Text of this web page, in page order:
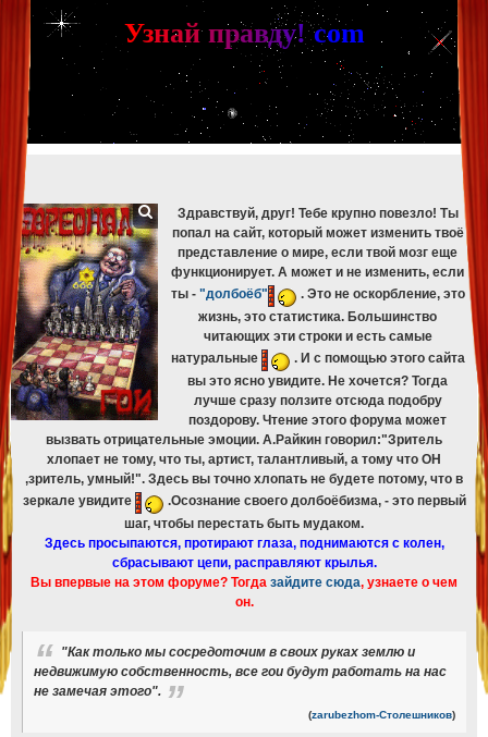
[phpBB Debug] PHP Warning : in file [ROOT]/phpbb/db/driver/mysqli.php
mysqli_fetch_assoc(): Couldn't fetch mysqli_result
[phpBB Debug] PHP Warning: in file[ROOT]/phpbb/db/driver/mysqli.php 329
mysqli_free_result(): Couldn't fetch mysqli_result
[phpBB Debug] PHP Warning
[ROOT]/phpbb/db/driver/mysqli.php on line 265
mysqli_fetch_assoc(): Couldn't fetch mysqli_result
[phpBB Debug] PHP Warning
: in file [ROOT]/phpbb/db/driver/mysqli.php on line329
mysqli_free_result(): Couldn't fetch mysqli_result
[phpBB Debug] PHP Warning: in file [ROOT]/phpbb/db/driver/mysqli.php on line 265
mysqli_fetch_assoc(): Couldn't fetch mysqli_result
[phpBB Debug] PHP Warning
[ROOT]/phpbb/db/driver/mysqli.php on line329:
mysqli_free_result(): Couldn't fetch mysqli_result
Узнай правду! com
Здравствуй, друг! Тебе крупно повезло! Ты
попал на сайт, который может изменить твоё
представление о мире, если твой мозг еще
функционирует. А может и не изменить, если
ты - "долбоёб"
. Это не оскорбление, это
жизнь, это статистика. Большинство
читающих эти строки и есть самые
натуральные
. И с помощью этого сайта
вы это ясно увидите. Не хочется? Тогда
лучше сразу ползите отсюда подобру
поздорову. Чтение этого форума может
вызвать отрицательные эмоции. А.Райкин говорил:"Зритель
хлопает не тому, что ты, артист, талантливый, а тому что ОН
,зритель, умный!". Здесь вы точно хлопать не будете потому, что в
зеркале увидите
.Осознание своего долбоёбизма, - это первый
шаг, чтобы перестать быть мудаком.
Здесь просыпаются, протирают глаза, поднимаются с колен,
сбрасывают цепи, расправляют крылья.
Вы впервые на этом форуме? Тогда зайдите сюда, узнаете о чем
он.
"Как только мы сосредоточим в своих руках землю и
недвижимую собственность, все гои будут работать на нас
не замечая этого".
(zarubezhom-Столешников)